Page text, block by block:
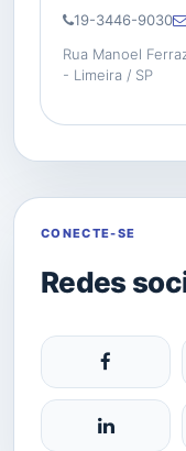
19-3446-9030
Rua Manoel
- Limeira / SP
CONECTE-SE
Redes